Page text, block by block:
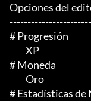
Opciones del
# Progresión
# Moneda
# Estadísticas de